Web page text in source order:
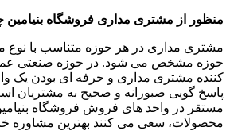
منظور از مشتری مداری فروشگاه بنیامین
مشتری مداری در هر حوزه متناسب با نوع
حوزه مشخص می شود. در حوزه صنعتی
کننده مشتری مداری و حرفه ای بودن یک
پاسخ گویی صبورانه و صحیح به مشتریان
مستقر در واحد های فروش فروشگاه
محصولات، سعی می کنند بهترین مشاوره